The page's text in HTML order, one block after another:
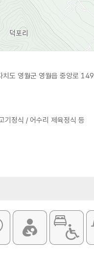
치도 영월군 영월읍 중앙로 149
기정식 / 어수리 제육정식 등